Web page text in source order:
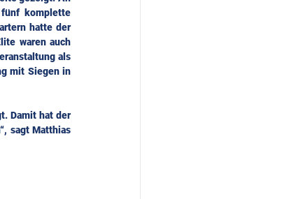
komplette
hatte der
waren auch
als
mit Siegen in
Damit hat der
sagt Matthias